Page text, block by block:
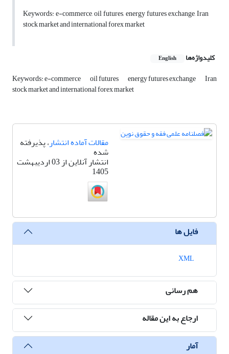
Keywords: e-commerce, oil futures, energy futures exchange, Iran
stock market and international forex market
کلیدواژه‌ها English
Keywords: e-commerce oil futures energy futures exchange Iran
stock market and international forex market
مقالات آماده انتشار، پذیرفته
شده
انتشار آنلاین از 03 اردیبهشت
1405
فایل ها
هم رسانی
ارجاع به این مقاله
آمار